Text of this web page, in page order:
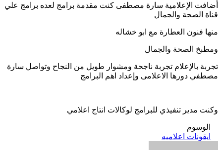
أضافت الإعلامية سارة مصطفى كنت مقدمة برامج لعده برامج علي
قناة الصحة والجمال
منها فنون العطارة مع ابو خشاله
ومطبخ الصحة والجمال
تجربة بالإعلام تجربة ناجحة ومشوار طويل من النجاح وتواصل سارة
مصطفي دورها الاعلامى وإعداد اهم البرامج
وكنت مدير تنفيذي للبرامج لوكالات انتاج اعلامي
الوسوم
ايقونات اعلاميه